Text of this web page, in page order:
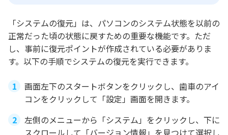
「システムの復元」は、パソコンのシステム状態を以前の
正常だった頃の状態に戻すための重要な機能です。ただ
し、事前に復元ポイントが作成されている必要がありま
す。以下の手順でシステムの復元を実行できます。
画面左下のスタートボタンをクリックし、歯車のアイ
コンをクリックして「設定」画面を開きます。
左側のメニューから「システム」をクリックし、下に
スクロールして「バージョン情報」を見つけて選択し